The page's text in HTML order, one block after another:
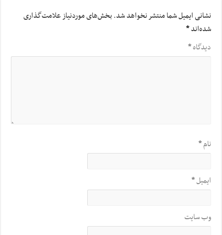
نشانی ایمیل شما منتشر نخواهد شد.بخش‌های موردنیاز علامت‌گذاری
شده‌اند*
دیدگاه*
نام*
ایمیل*
وب‌ سایت